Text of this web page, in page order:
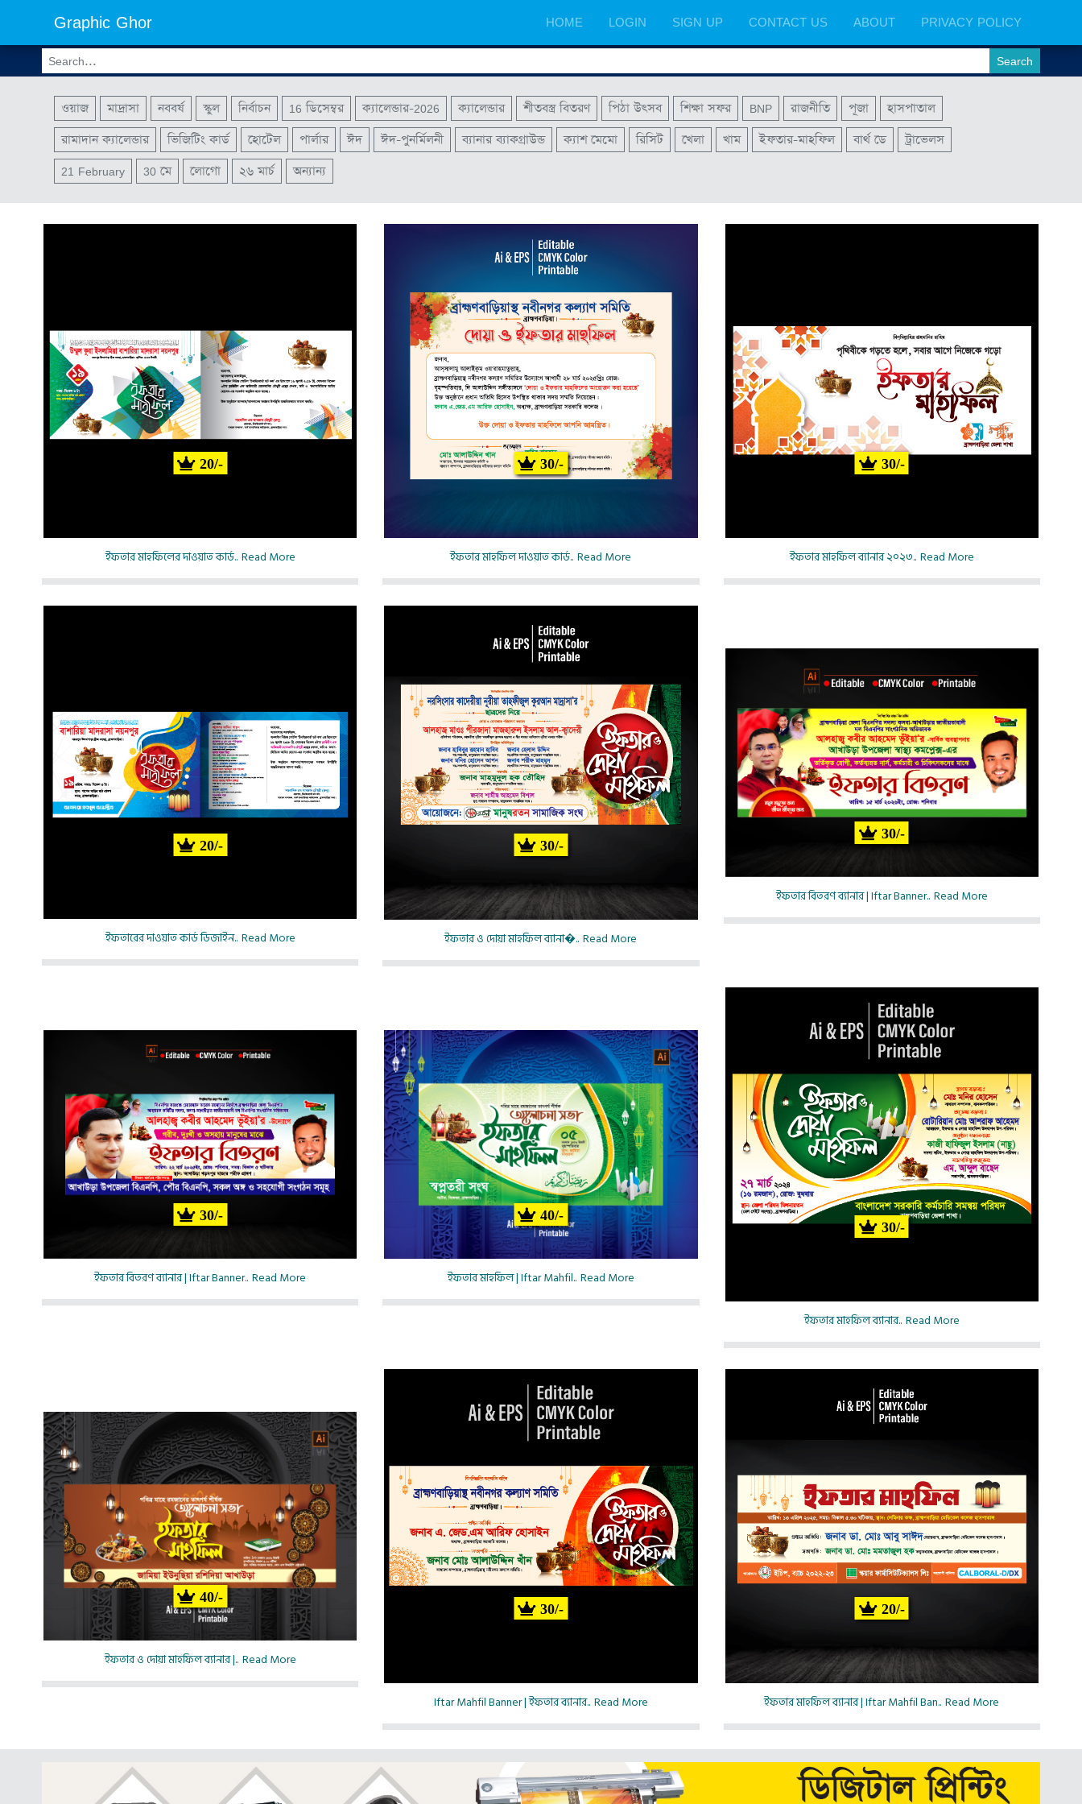
Graphic Ghor HOME LOGIN SIGN UP CONTACT US ABOUT PRIVACY POLICY
ওয়াজ মাদ্রাসা নববর্ষ স্কুল নির্বাচন 16 ডিসেম্বর ক্যালেন্ডার-2026 ক্যালেন্ডার শীতবস্ত্র বিতরণ পিঠা উৎসব শিক্ষা সফর BNP রাজনীতি পূজা
হাসপাতাল
রামাদান ক্যালেন্ডার
ভিজিটিং কার্ড হোটেল পার্লার ঈদ ঈদ-পুনর্মিলনী ব্যানার ব্যাকগ্রাউন্ড ক্যাশ মেমো রিসিট খেলা খাম ইফতার-মাহফিল বার্থ ডে
ট্রাভেলস
21 February
30 মে লোগো ২৬ মার্চ অন্যান্য
20/-
ইফতার মাহফিলের দাওয়াত কার্ড.. Read More
30/-
ইফতার মাহফিল দাওয়াত কার্ড.. Read More
30/-
ইফতার মাহফিল ব্যানার ২০২৩.. Read More
20/-
ইফতারের দাওয়াত কার্ড ডিজাইন.. Read More
30/-
ইফতার ও দোয়া মাহফিল ব্যানা�.. Read More
30/-
ইফতার বিতরণ ব্যানার | Iftar Banner.. Read More
30/-
ইফতার বিতরণ ব্যানার | Iftar Banner.. Read More
40/-
ইফতার মাহফিল | Iftar Mahfil.. Read More
30/-
ইফতার মাহফিল ব্যানার.. Read More
40/-
ইফতার ও দোয়া মাহফিল ব্যানার |.. Read More
30/-
Iftar Mahfil Banner | ইফতার ব্যানার.. Read More
20/-
ইফতার মাহফিল ব্যানার | Iftar Mahfil Ban.. Read More